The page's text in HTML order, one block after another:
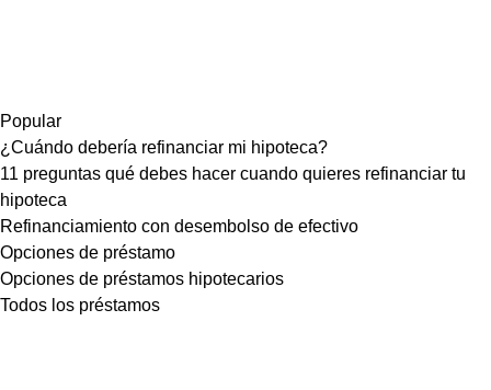
Popular
¿Cuándo debería refinanciar mi hipoteca?
11 preguntas qué debes hacer cuando quieres refinanciar tu
hipoteca
Refinanciamiento con desembolso de efectivo
Opciones de préstamo
Opciones de préstamos hipotecarios
Todos los préstamos